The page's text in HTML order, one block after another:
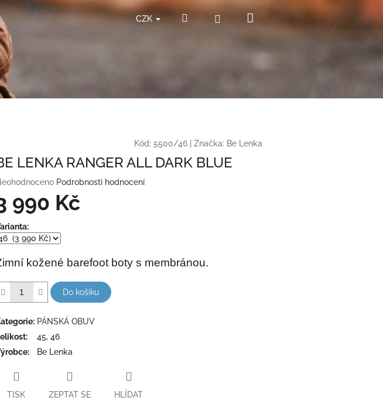
CZK HledatPřihlášeníNákupní
Kód: 5500/46 Značka: Be Lenka
LENKA RANGER ALL DARK BLUE
Podrobnosti hodnocení
990 Kč
kožené barefoot boty s membránou.
Do košíku
: PÁNSKÁ OBUV
:
45, 46
: Be Lenka
TISK ZEPTAT SE HLÍDAT